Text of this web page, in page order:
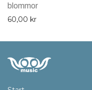
blommor
60,00 kr